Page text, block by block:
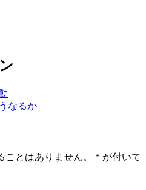
なるか
とはありません。 * が付いて